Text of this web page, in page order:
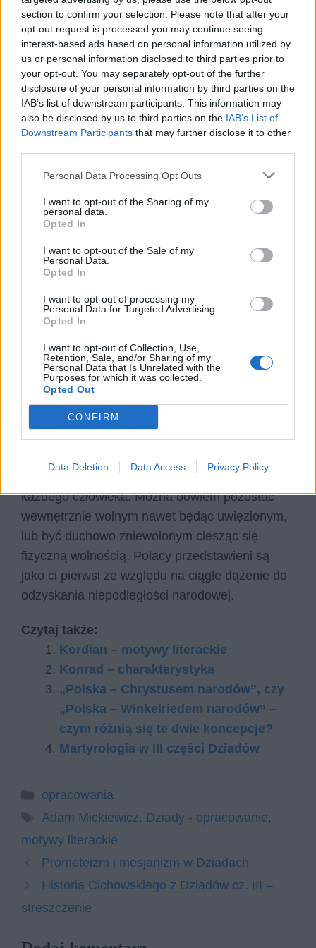
section to confirm your selection. Please note that after your
opt-out request is processed you may continue seeing
interest-based ads based on personal information utilized by
us or personal information disclosed to third parties prior to
your opt-out. You may separately opt-out of the further
disclosure of your personal information by third parties on the
IAB’s list of downstream participants. This information may
also be disclosed by us to third parties on the IAB’s List of
Downstream Participants that may further disclose it to other
Personal Data Processing Opt Outs
I want to opt-out of the Sharing of my
personal data.
Opted In
I want to opt-out of the Sale of my
Personal Data.
Opted In
I want to opt-out of processing my
Personal Data for Targeted Advertising.
Opted In
I want to opt-out of Collection, Use,
Retention, Sale, and/or Sharing of my
Personal Data that Is Unrelated with the
Purposes for which it was collected.
Opted Out
CONFIRM
Data Deletion Data Access Privacy Policy
Motyw samotności
Konradjest człowiekiem osamotnionym ze
wszech miar. Odstaje od swoich towarzyszy, nie
szuka u nich zrozumienia. Jest osamotniony ze
względu na swoje wybitne umiejętności, a także
że droga wieszcza musi być drogą samotnika,
ponieważ „samotność – mędrców mistrzyni”.
Osamotniona jest również Polska, która po
ostatnim rozbiorze została opuszczona przez
Francję, która w dramacie porównana jest wręcz
do Poncjusza Piłata, który umywając ręce
przyczynił się do straszliwej śmierci Jezusa
Chrystusa.
Motyw wolności
Dziady cz. IIIto nie tylko utwór o dążeniu do
dzieło dotykające kwestii wolności osobistej
każdego człowieka. Można bowiem pozostać
wewnętrznie wolnym nawet będąc uwięzionym,
lub być duchowo zniewolonym ciesząc się
fizyczną wolnością. Polacy przedstawieni są
jako ci pierwsi ze względu na ciągłe dążenie do
odzyskania niepodległości narodowej.
Czytaj także:
Kordian – motywy literackie
Konrad – charakterystyka
„Polska – Chrystusem narodów”, czy
„Polska – Winkelriedem narodów” –
czym różnią się te dwie koncepcje?
Martyrologia w III części Dziadów
Kategorie
opracowania
Tagi
Adam Mickiewicz, Dziady - opracowanie,
motywy literackie
Prometeizm i mesjanizm w Dziadach
Historia Cichowskiego z Dziadów cz. III –
streszczenie